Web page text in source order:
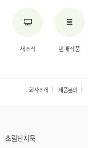
새소식 판매식품
회사소개 제품문의
초림단지묵